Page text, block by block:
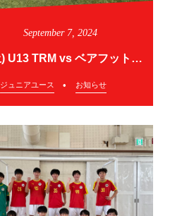
September 7, 2024
【9/7(土) U13 TRM vs ベアフット北海道】
ジュニアユース お知らせ